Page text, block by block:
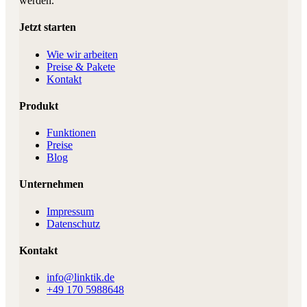
Jetzt starten
Wie wir arbeiten
Preise & Pakete
Kontakt
Produkt
Funktionen
Preise
Blog
Unternehmen
Impressum
Datenschutz
Kontakt
info@linktik.de
+49 170 5988648